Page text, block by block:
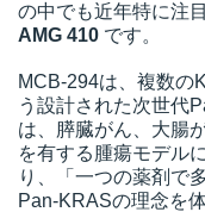
の中でも近年特に注
AMG 410 です。
MCB-294は、複数の
う設計された次世代
は、膵臓がん、大腸
を有する腫瘍モデル
り、「一つの薬剤で
Pan-KRASの理念を